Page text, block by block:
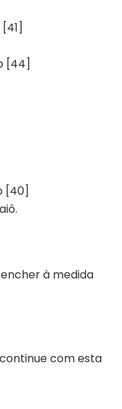
[44]
[40]
à medida
com esta